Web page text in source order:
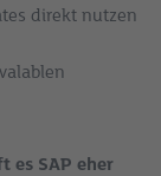
direkt nutzen
es SAP eher